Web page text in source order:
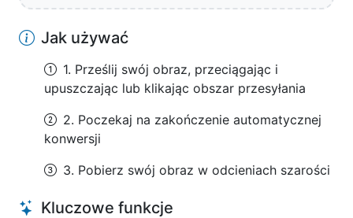
Jak używać
1. Prześlij swój obraz, przeciągając i
upuszczając lub klikając obszar przesyłania
2. Poczekaj na zakończenie automatycznej
konwersji
3. Pobierz swój obraz w odcieniach szarości
Kluczowe funkcje